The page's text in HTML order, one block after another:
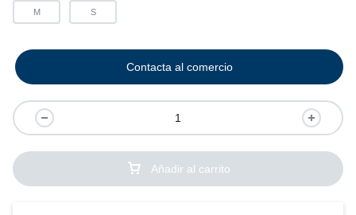
M S
Añadir al carrito
Contacta al comercio